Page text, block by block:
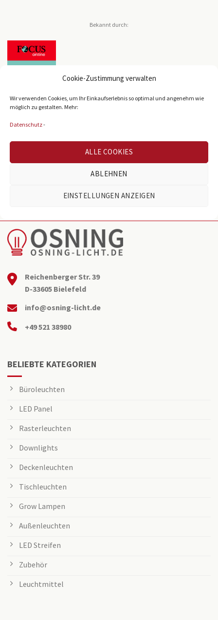
Cookie-Zustimmung verwalten
Wir verwenden Cookies, um Ihr Einkaufserlebnis so optimal und angenehm wie
möglich zu gestalten. Mehr:
Datenschutz-
ALLE COOKIES
ABLEHNEN
EINSTELLUNGEN ANZEIGEN
Bekannt durch:
Reichenberger Str. 39
D-33605 Bielefeld
info@osning-licht.de
+49 521 38980
BELIEBTE KATEGORIEN
Büroleuchten
LED Panel
Rasterleuchten
Downlights
Deckenleuchten
Tischleuchten
Grow Lampen
Außenleuchten
LED Streifen
Zubehör
Leuchtmittel